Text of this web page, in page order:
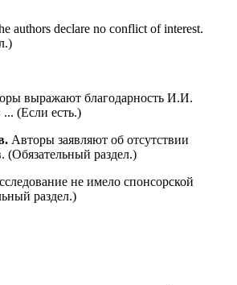
authors declare no conflict of interest.
выражают благодарность И.И.
(Если есть.)
Авторы заявляют об отсутствии
(Обязательный раздел.)
не имело спонсорской
раздел.)